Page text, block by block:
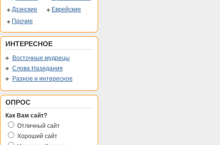
Дзэнские
Еврейские
Прочие
ИНТЕРЕСНОЕ
Восточные мудрецы
Слова Назидания
Разное и интересное
ОПРОС
Как Вам сайт?
Отличный сайт
Хороший сайт